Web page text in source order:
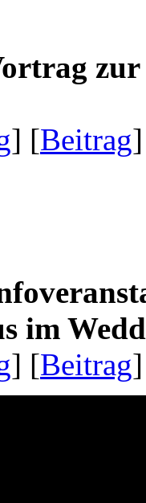
zur
] [Beitrag
im
] [Beitrag